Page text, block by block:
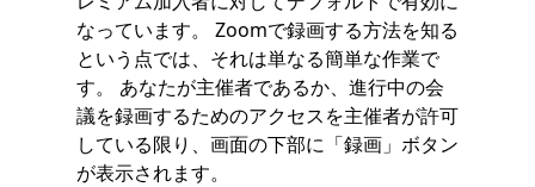
なっています。 Zoomで録画する方法を知る
という点では、それは単なる簡単な作業で
す。 あなたが主催者であるか、進行中の会
議を録画するためのアクセスを主催者が許可
している限り、画面の下部に「録画」ボタン
が表示されます。